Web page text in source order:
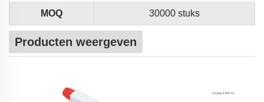
MOQ 30000 stuks
Producten weergeven